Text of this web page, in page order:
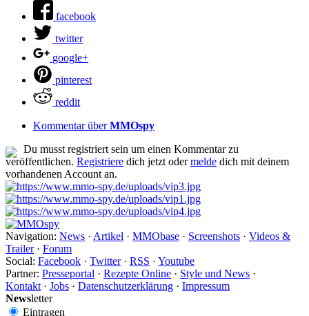
facebook
twitter
google+
pinterest
reddit
Kommentar überMMOspy
Du musst registriert sein um einen Kommentar zu
veröffentlichen. Registriere dich jetzt odermelde dich mit deinem
vorhandenen Account an.
Navigation: News · Artikel · MMObase · Screenshots · Videos &
Trailer· Forum
Social: Facebook · Twitter· RSS · Youtube
Partner: Presseportal · Rezepte Online · Style und News ·
Kontakt · Jobs · Datenschutzerklärung · Impressum
Newsletter
Eintragen